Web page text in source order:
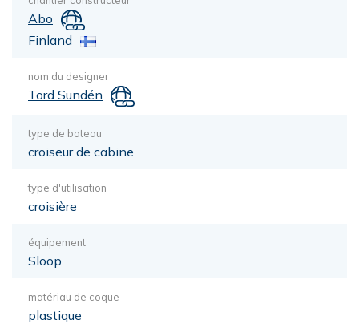
Abo
Finland
nom du designer
Tord Sundén
type de bateau
croiseur de cabine
type d'utilisation
croisière
équipement
Sloop
matériau de coque
plastique